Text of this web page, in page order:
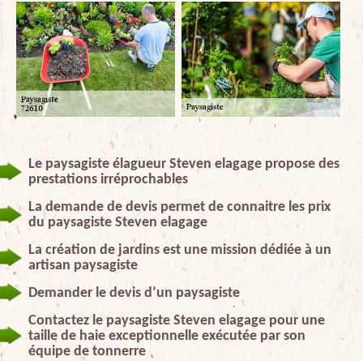
Le paysagiste élagueur Steven elagage propose des
prestations irréprochables
La demande de devis permet de connaitre les prix
du paysagiste Steven elagage
La création de jardins est une mission dédiée à un
artisan paysagiste
Demander le devis d’un paysagiste
Contactez le paysagiste Steven elagage pour une
taille de haie exceptionnelle exécutée par son
équipe de tonnerre